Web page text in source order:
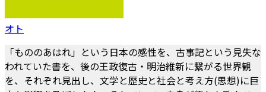
オト
「もののあはれ」という日本の感性を、古事記という見失な
われていた書を、後の王政復古・明治維新に繋がる世界観
を、それぞれ見出し、文学と歴史と社会と考え方(思想)に巨